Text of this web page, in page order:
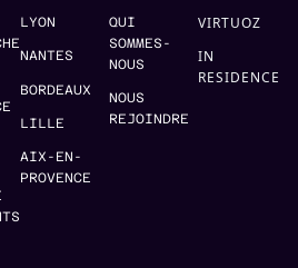
LYON
NANTES
BORDEAUX
LILLE
AIX-EN-
PROVENCE
QUI
SOMMES-
NOUS
NOUS
REJOINDRE
VIRTUOZ
IN
RESIDENCE